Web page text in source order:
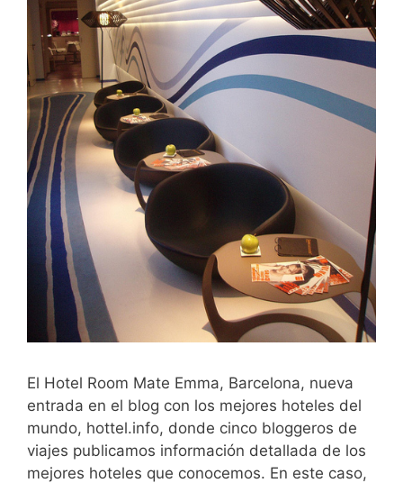
El Hotel Room Mate Emma, Barcelona, nueva
entrada en el blog con los mejores hoteles del
mundo, hottel.info, donde cinco bloggeros de
viajes publicamos información detallada de los
mejores hoteles que conocemos. En este caso,